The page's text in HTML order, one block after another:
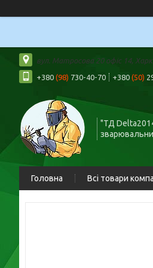
вул. Матросова 20 офіс 14,
+380 (98) 730-40-70 +380 (50)
"ТД
Головна Всі товари